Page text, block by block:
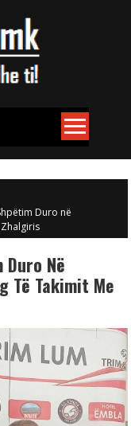
Duro në
Në
Të Takimit Me